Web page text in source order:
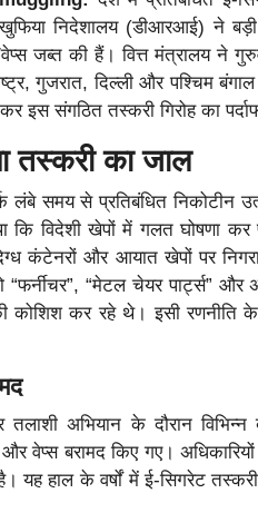
निदेशालय (डीआरआई) ने
जब्त की हैं। वित्त मंत्रालय ने
गुजरात, दिल्ली और पश्चिम
इस संगठित तस्करी गिरोह का
तस्करी का जाल
समय से प्रतिबंधित निकोटीन
कि विदेशी खेपों में गलत घोषणा कर
कंटेनरों और आयात खेपों पर
“मेटल चेयर पार्ट्स” और
कर रहे थे। इसी रणनीति के
अभियान के दौरान
वेप्स बरामद किए गए।
हाल के वर्षों में ई-सिगरेट